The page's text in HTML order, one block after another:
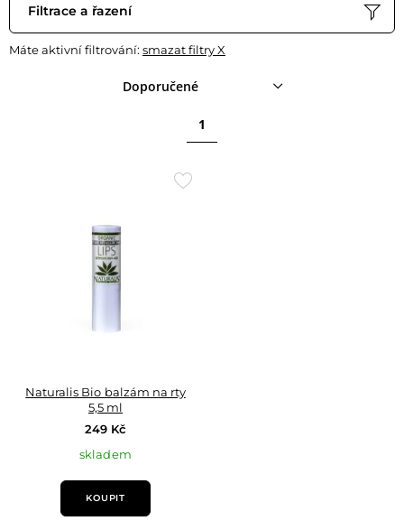
Filtrace a řazení
Máte aktivní filtrování: smazat filtry X
Doporučené
1
Přidat
Naturalis Bio balzám na rty
5,5 ml
249 Kč
skladem
KOUPIT